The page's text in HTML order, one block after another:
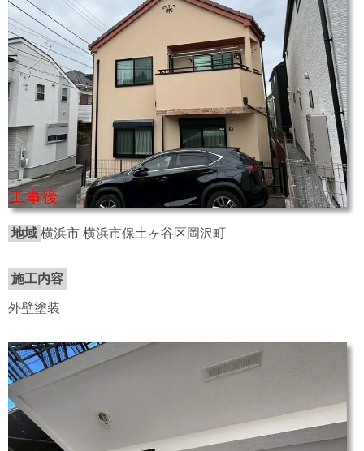
地域 横浜市 横浜市保土ヶ谷区岡沢町
施工内容
外壁塗装